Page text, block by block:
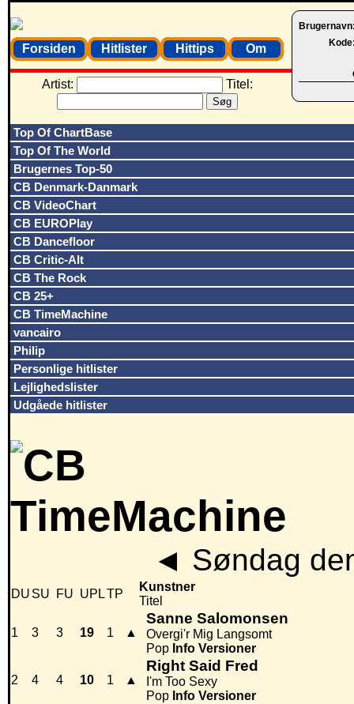
Forsiden Hitlister Hittips Om
Artist: Titel:
Top Of ChartBase
Top Of The World
Brugernes Top-50
CB Denmark-Danmark
CB VideoChart
CB EUROPlay
CB Dancefloor
CB Critic-Alt
CB The Rock
CB 25+
CB TimeMachine
vancairo
Philip
Personlige hitlister
Lejlighedslister
Udgåede hitlister
◄ Søndag
DU SU FU UPLTP
Kunstner
Titel
1 3 3 19 1 ▲
Sanne Salomonsen
Overgi'r Mig Langsomt
Pop Info Versioner
2 4 4 10 1 ▲
Right Said Fred
I'm Too Sexy
Pop Info Versioner